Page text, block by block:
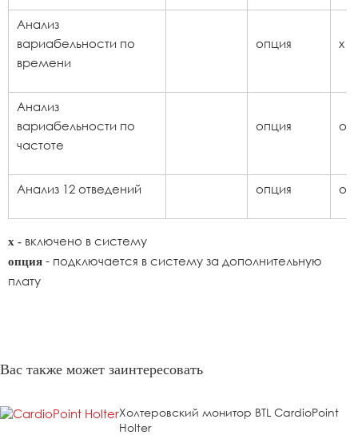
Анализ
вариабельности по
времени
опция x
Анализ
вариабельности по
частоте
опция
Анализ 12 отведений опция
х - включено в систему
опция - подключается в систему за дополнительную
плату
Вас также может заинтересовать
Холтеровский монитор BTL CardioPoint
Holter